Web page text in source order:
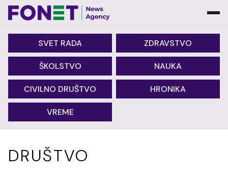
SVET RADA ZDRAVSTVO
ŠKOLSTVO NAUKA
CIVILNO DRUŠTVO HRONIKA
VREME
DRUŠTVO